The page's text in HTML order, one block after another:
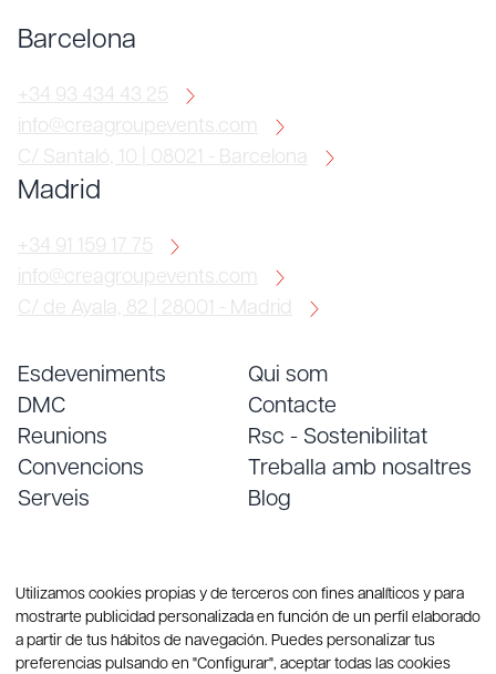
Barcelona
+34 93 434 43 25
info@creagroupevents.com
C/ Santaló, 10 | 08021 - Barcelona
Madrid
+34 91 159 17 75
info@creagroupevents.com
C/ de Ayala, 82 | 28001 - Madrid
Esdeveniments
DMC
Reunions
Convencions
Serveis
Qui som
Contacte
Rsc - Sostenibilitat
Treballa amb nosaltres
Blog
Utilizamos cookies propias y de terceros con fines analíticos y para
mostrarte publicidad personalizada en función de un perfil elaborado
a partir de tus hábitos de navegación. Puedes personalizar tus
preferencias pulsando en "Configurar", aceptar todas las cookies